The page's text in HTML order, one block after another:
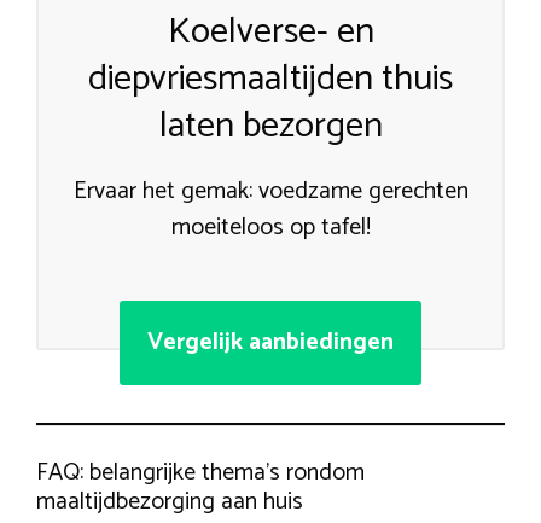
Koelverse- en
diepvriesmaaltijden thuis
laten bezorgen
Ervaar het gemak: voedzame gerechten
moeiteloos op tafel!
Vergelijk aanbiedingen
FAQ: belangrijke thema’s rondom
maaltijdbezorging aan huis